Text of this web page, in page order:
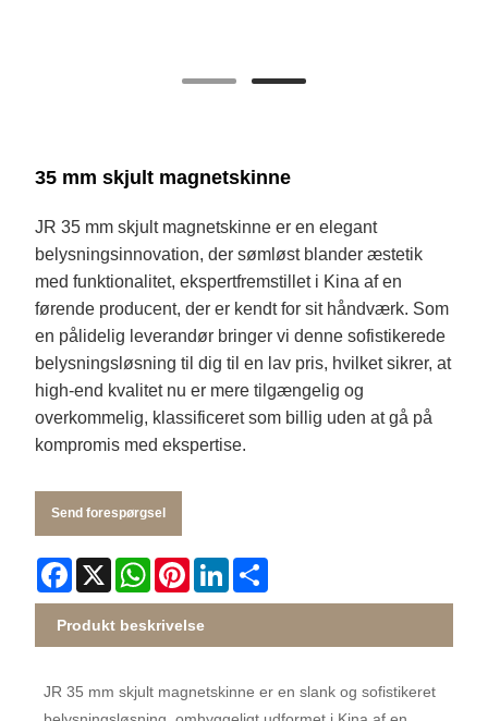
35 mm skjult magnetskinne
JR 35 mm skjult magnetskinne er en elegant
belysningsinnovation, der sømløst blander æstetik
med funktionalitet, ekspertfremstillet i Kina af en
førende producent, der er kendt for sit håndværk. Som
en pålidelig leverandør bringer vi denne sofistikerede
belysningsløsning til dig til en lav pris, hvilket sikrer, at
high-end kvalitet nu er mere tilgængelig og
overkommelig, klassificeret som billig uden at gå på
kompromis med ekspertise.
Send forespørgsel
Facebook
X WhatsApp
PinterestLinkedIn
Produkt beskrivelse
JR 35 mm skjult magnetskinne er en slank og sofistikeret